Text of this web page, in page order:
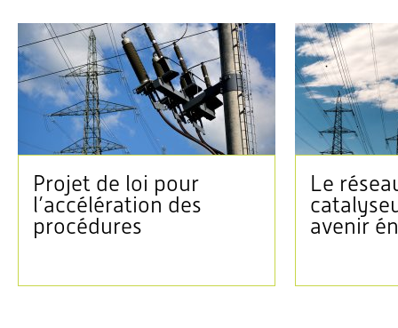
Projet de loi pour
l’accélération des
procédures
Le
avenir